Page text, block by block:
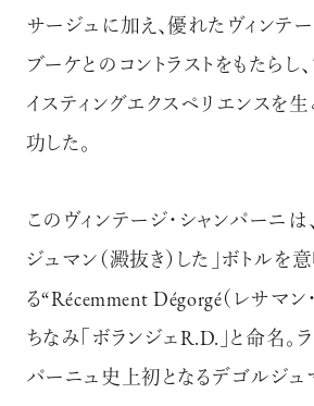
サージュに加え、優れたヴィンテ
ブーケとのコントラストをもたらし
イスティングエクスペリエンスを
功した。
このヴィンテージ・シャンパーニは
ジュマン（澱抜き）した」ボトルを
る“Récemment Dégorgé（レサマン
ちなみ「ボランジェR.D.」と命名。
パーニュ史上初となるデゴルジュ